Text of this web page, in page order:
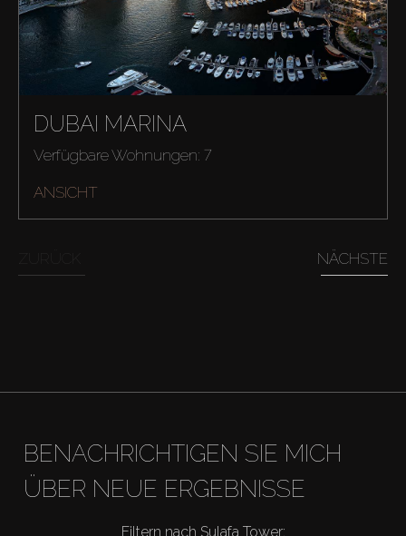
Kaufen
Miete
DUBAI MARINA
Verfügbare Wohnungen: 7
ANSICHT
NÄCHSTE
BENACHRICHTIGEN SIE MICH
ÜBER NEUE ERGEBNISSE
Filtern nach Sulafa Tower: